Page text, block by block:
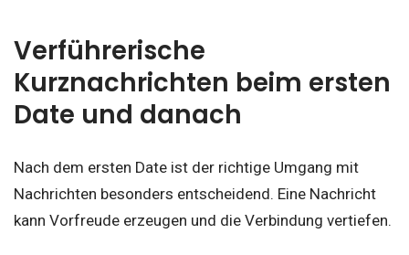
Verführerische
Kurznachrichten beim ersten
Date und danach
Nach dem ersten Date ist der richtige Umgang mit
Nachrichten besonders entscheidend. Eine Nachricht
kann Vorfreude erzeugen und die Verbindung vertiefen.